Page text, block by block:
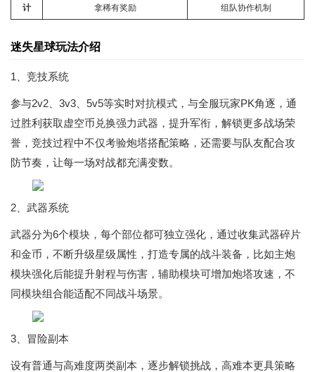
计 拿稀有奖励 组队协作机制
迷失星球玩法介绍
1、竞技系统
参与2v2、3v3、5v5等实时对抗模式，与全服玩家PK角逐，通
过胜利获取虚空币兑换强力武器，提升军衔，解锁更多战场荣
誉，竞技过程中不仅考验炮塔搭配策略，还需要与队友配合攻
防节奏，让每一场对战都充满变数。
2、武器系统
武器分为6个模块，每个部位都可独立强化，通过收集武器碎片
和金币，不断升级星级属性，打造专属的战斗装备，比如主炮
模块强化后能提升射程与伤害，辅助模块可增加炮塔攻速，不
同模块组合能适配不同战斗场景。
3、冒险副本
设有普通与高难度两类副本，逐步解锁挑战，高难本更具策略